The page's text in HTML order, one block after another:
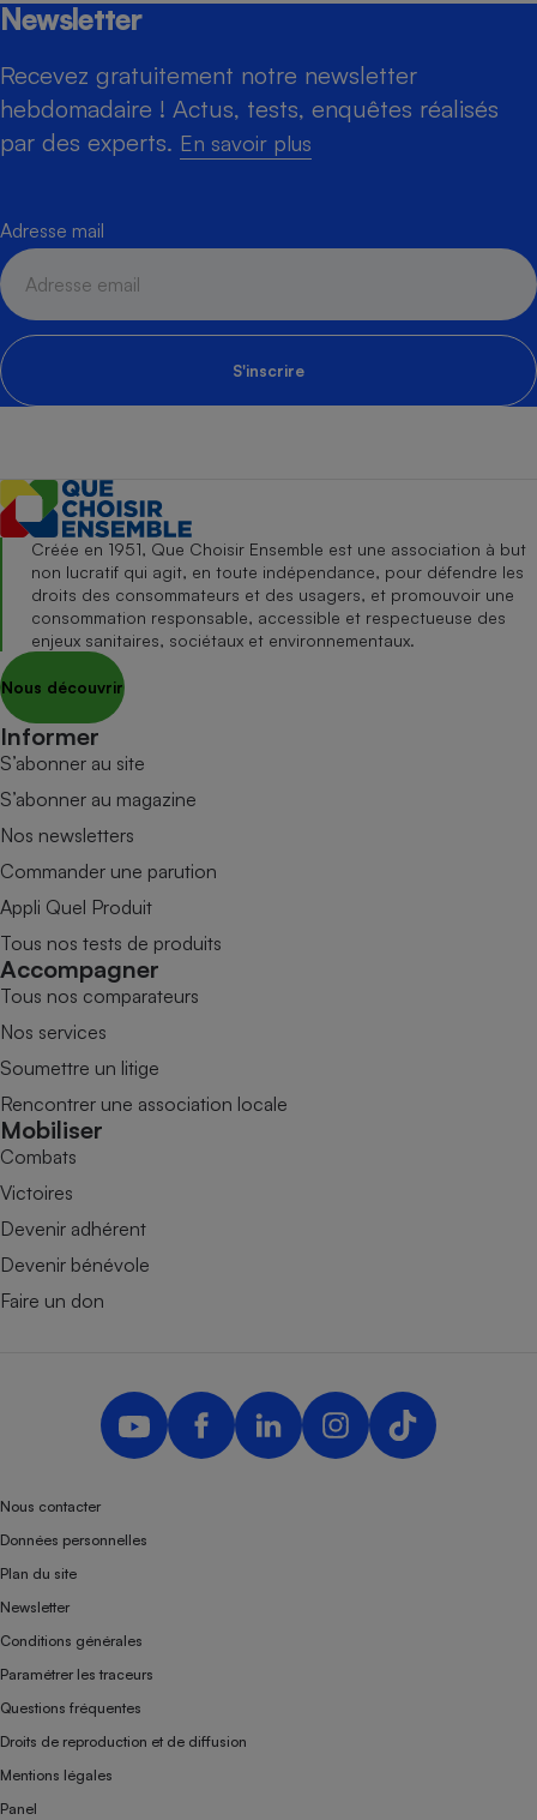
Newsletter
Recevez gratuitement notre newsletter
hebdomadaire ! Actus, tests, enquêtes réalisés
par des experts. En savoir plus
Adresse mail
S'inscrire
Créée en 1951, Que Choisir Ensemble est une association à but
non lucratif qui agit, en toute indépendance, pour défendre les
droits des consommateurs et des usagers, et promouvoir une
consommation responsable, accessible et respectueuse des
enjeux sanitaires, sociétaux et environnementaux.
Nous découvrir
Informer
S’abonner au site
S’abonner au magazine
Nos newsletters
Commander une parution
Appli Quel Produit
Tous nos tests de produits
Accompagner
Tous nos comparateurs
Nos services
Soumettre un litige
Rencontrer une association locale
Mobiliser
Combats
Victoires
Devenir adhérent
Devenir bénévole
Faire un don
Nous contacter
Données personnelles
Plan du site
Newsletter
Conditions générales
Paramétrer les traceurs
Questions fréquentes
Droits de reproduction et de diffusion
Mentions légales
Panel